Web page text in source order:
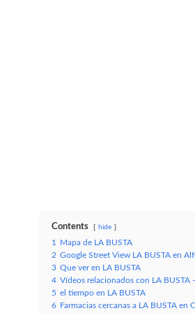
Contents hide
1
Mapa de LA BUSTA
2 Google Street View LA BUSTA en
3 Que ver en LA BUSTA
4 Vídeos relacionados con LA BUSTA
5 el tiempo en LA BUSTA
6
Farmacias cercanas a LA BUSTA en